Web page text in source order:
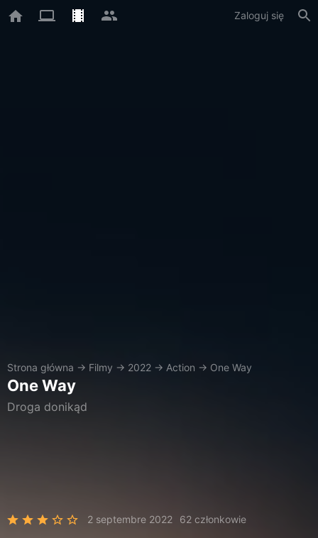
Zaloguj się
Strona główna → Filmy → 2022 → Action → One Way
One Way
Droga donikąd
2 septembre 2022 62 członkowie